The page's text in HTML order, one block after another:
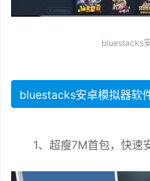
bluestacks
bluestacks安卓模拟器软
1、超瘦7M首包，快速